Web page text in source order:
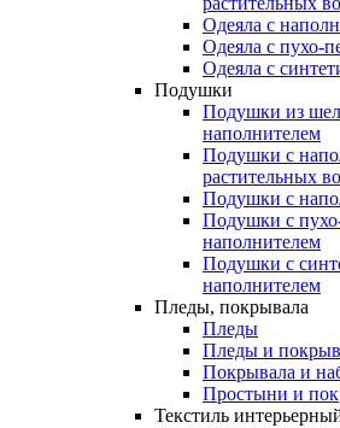
Одеяла с
Одеяла с пухо-
Одеяла с
Подушки
Подушки из
наполнителем
Подушки с
растительных
Подушки с
Подушки с
наполнителем
Подушки с
наполнителем
Пледы, покрывала
Пледы
Пледы и
Покрывала и
Простыни и
Текстиль